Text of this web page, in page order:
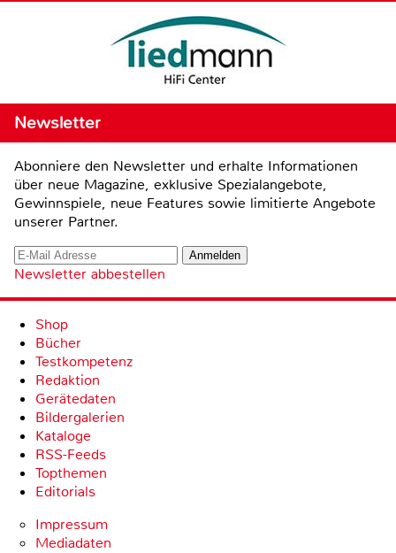
Newsletter
Abonniere den Newsletter und erhalte Informationen
über neue Magazine, exklusive Spezialangebote,
Gewinnspiele, neue Features sowie limitierte Angebote
unserer Partner.
Newsletter abbestellen
Shop
Bücher
Testkompetenz
Redaktion
Gerätedaten
Bildergalerien
Kataloge
RSS-Feeds
Topthemen
Editorials
Impressum
Mediadaten